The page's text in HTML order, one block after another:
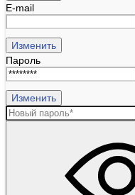
E-mail
Изменить
Пароль
Изменить